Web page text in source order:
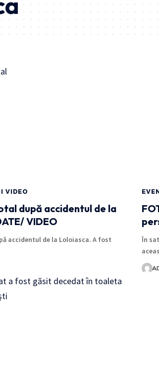
VIDEO
după accidentul de la
VIDEO
accidentul de la Loloiasca. A fost
În